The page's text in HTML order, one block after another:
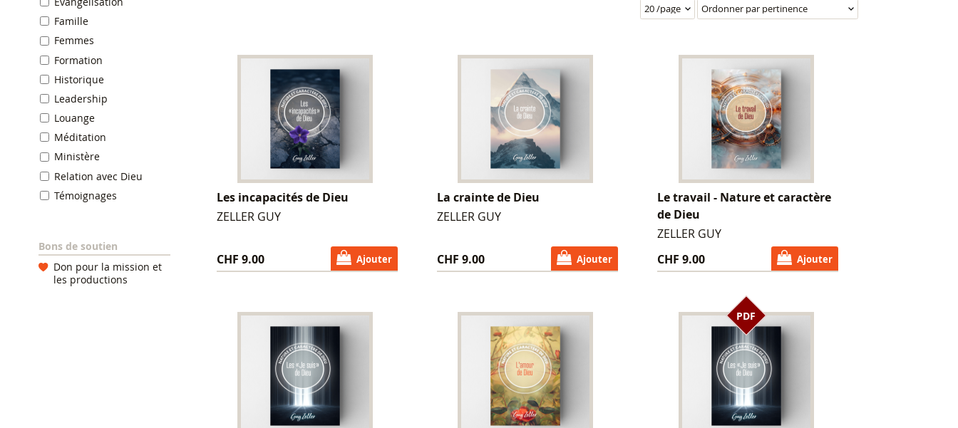
Famille
Femmes
Formation
Historique
Leadership
Louange
Méditation
Ministère
Relation avec Dieu
Témoignages
Bons de soutien
Don pour la mission et
les productions
Les incapacités de Dieu
ZELLER GUY
CHF 9.00 Ajouter
La crainte de Dieu
ZELLER GUY
CHF 9.00 Ajouter
Le travail - Nature et caractère
de Dieu
ZELLER GUY
CHF 9.00
Ajouter
PDF